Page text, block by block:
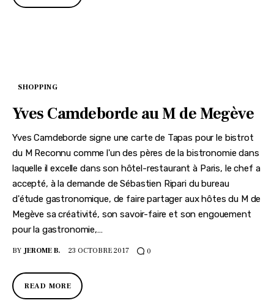
SHOPPING
Yves Camdeborde au M de Megève
Yves Camdeborde signe une carte de Tapas pour le bistrot
du M Reconnu comme l'un des pères de la bistronomie dans
laquelle il excelle dans son hôtel-restaurant à Paris, le chef a
accepté, à la demande de Sébastien Ripari du bureau
d'étude gastronomique, de faire partager aux hôtes du M de
Megève sa créativité, son savoir-faire et son engouement
pour la gastronomie,…
BY JEROME B. 23 OCTOBRE 2017 0
READ MORE